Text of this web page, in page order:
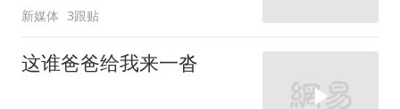
新媒体 3跟贴
这谁爸爸给我来一沓